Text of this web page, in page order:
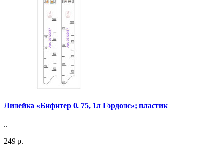
Линейка «Бифитер 0. 75, 1л Гордонс»; пластик
..
249 р.